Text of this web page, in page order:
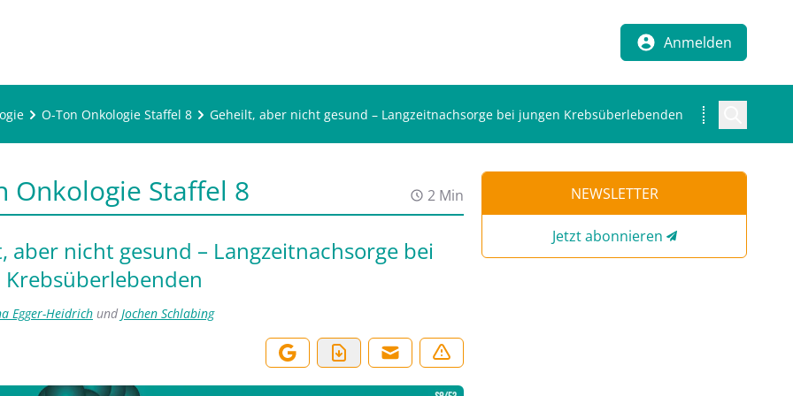
Anmelden
O-Ton Onkologie Staffel 8 Geheilt, aber nicht gesund – Langzeitnachsorge bei jungen Krebsüberlebenden
Onkologie Staffel 8 2 Min
aber nicht gesund – Langzeitnachsorge bei
Egger-Heidrich undJochen Schlabing
NEWSLETTER
Jetzt abonnieren